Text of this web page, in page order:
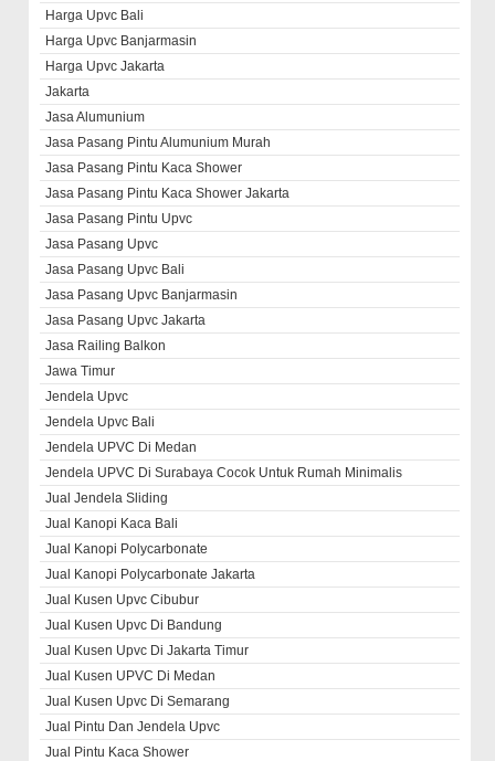
Harga Upvc Bali
Harga Upvc Banjarmasin
Harga Upvc Jakarta
Jakarta
Jasa Alumunium
Jasa Pasang Pintu Alumunium Murah
Jasa Pasang Pintu Kaca Shower
Jasa Pasang Pintu Kaca Shower Jakarta
Jasa Pasang Pintu Upvc
Jasa Pasang Upvc
Jasa Pasang Upvc Bali
Jasa Pasang Upvc Banjarmasin
Jasa Pasang Upvc Jakarta
Jasa Railing Balkon
Jawa Timur
Jendela Upvc
Jendela Upvc Bali
Jendela UPVC Di Medan
Jendela UPVC Di Surabaya Cocok Untuk Rumah Minimalis
Jual Jendela Sliding
Jual Kanopi Kaca Bali
Jual Kanopi Polycarbonate
Jual Kanopi Polycarbonate Jakarta
Jual Kusen Upvc Cibubur
Jual Kusen Upvc Di Bandung
Jual Kusen Upvc Di Jakarta Timur
Jual Kusen UPVC Di Medan
Jual Kusen Upvc Di Semarang
Jual Pintu Dan Jendela Upvc
Jual Pintu Kaca Shower